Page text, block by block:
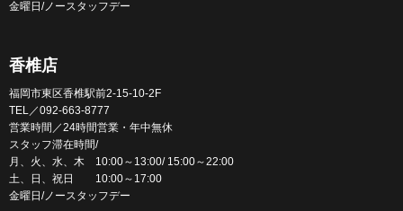
金曜日/ノースタッフデー
香椎店
福岡市東区香椎駅前2-15-10-2F
TEL／092-663-8777
営業時間／24時間営業・年中無休
スタッフ滞在時間/
月、火、水、木 10:00～13:00/ 15:00～22:00
土、日、祝日 10:00～17:00
金曜日/ノースタッフデー